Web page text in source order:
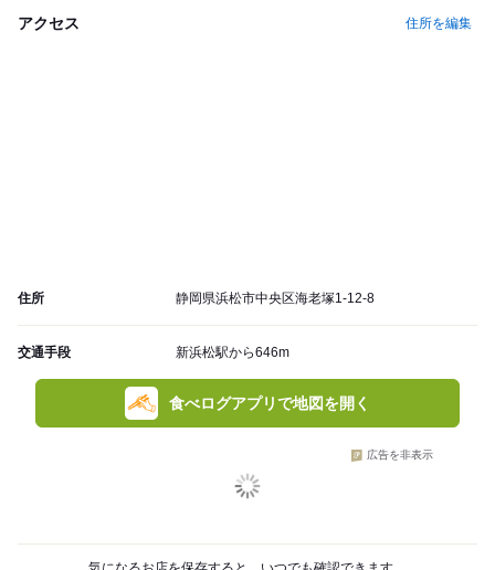
アクセス 住所を編集
住所 静岡県浜松市中央区海老塚1-12-8
交通手段 新浜松駅から646m
食べログアプリで地図を開く
広告を非表示